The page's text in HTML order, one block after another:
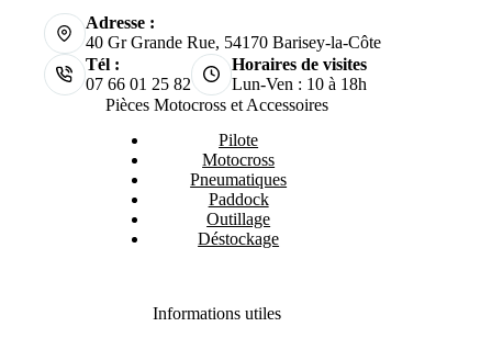
Adresse :
40 Gr Grande Rue, 54170 Barisey-la-Côte
Tél :
07 66 01 25 82
Horaires de visites
Lun-Ven : 10 à 18h
Pièces Motocross et Accessoires
Pilote
Motocross
Pneumatiques
Paddock
Outillage
Déstockage
Informations utiles